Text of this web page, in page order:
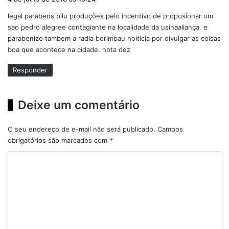
s
e
:
legal parabens bilu produções pelo incentivo de proposionar um
sao pedro alegree contagiante na localidade da usinaaliança. e
parabenizo tambem a radia berimbau noiticia por divulgar as coisas
boa que acontece na cidade. nota dez
Responder
Deixe um comentário
O seu endereço de e-mail não será publicado. Campos
obrigatórios são marcados com *